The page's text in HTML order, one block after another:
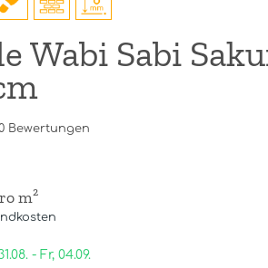
Wabi Sabi
Bewertungen
m²
- Fr, 04.09.